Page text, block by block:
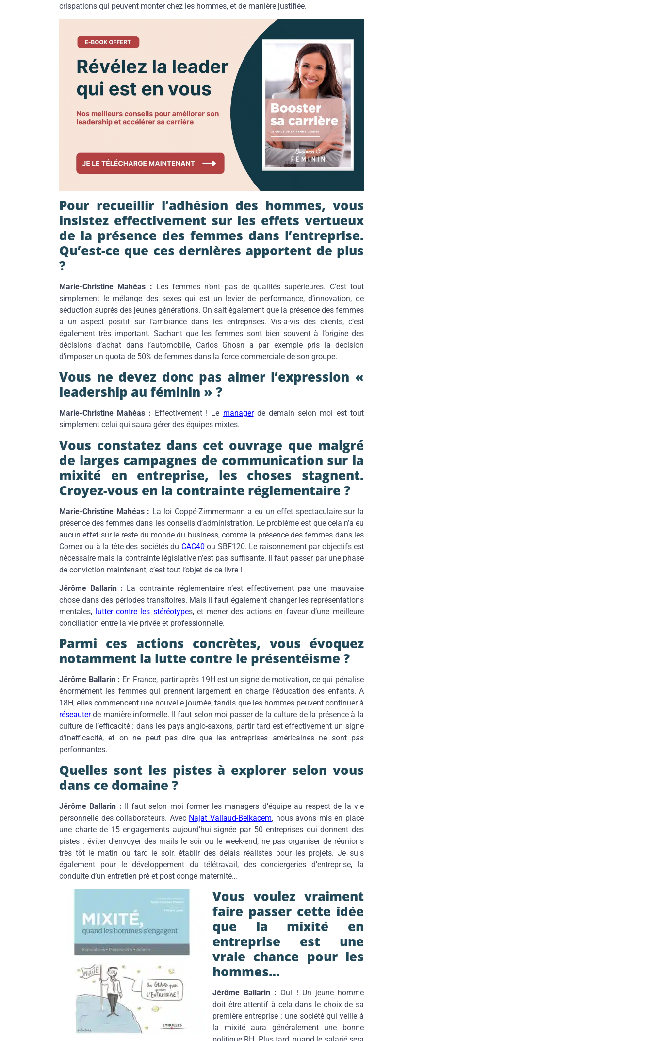
crispations qui peuvent monter chez les hommes, et de manière justifiée.
Pour recueillir l’adhésion des hommes, vous
insistez effectivement sur les effets vertueux
de la présence des femmes dans l’entreprise.
Qu’est-ce que ces dernières apportent de plus
?
Marie-Christine Mahéas : Les femmes n’ont pas de qualités supérieures. C’est tout
simplement le mélange des sexes qui est un levier de performance, d’innovation, de
séduction auprès des jeunes générations. On sait également que la présence des femmes
a un aspect positif sur l’ambiance dans les entreprises. Vis-à-vis des clients, c’est
également très important. Sachant que les femmes sont bien souvent à l’origine des
décisions d’achat dans l’automobile, Carlos Ghosn a par exemple pris la décision
d’imposer un quota de 50% de femmes dans la force commerciale de son groupe.
Vous ne devez donc pas aimer l’expression «
leadership au féminin » ?
Marie-Christine Mahéas : Effectivement ! Le managerde demain selon moi est tout
simplement celui qui saura gérer des équipes mixtes.
Vous constatez dans cet ouvrage que malgré
de larges campagnes de communication sur la
mixité en entreprise, les choses stagnent.
Croyez-vous en la contrainte réglementaire ?
Marie-Christine Mahéas : La loi Coppé-Zimmermann a eu un effet spectaculaire sur la
présence des femmes dans les conseils d’administration. Le problème est que cela n’a eu
aucun effet sur le reste du monde du business, comme la présence des femmes dans les
Comex ou à la tête des sociétés du CAC40 ou SBF120. Le raisonnement par objectifs est
nécessaire mais la contrainte législative n’est pas suffisante. Il faut passer par une phase
de conviction maintenant, c’est tout l’objet de ce livre !
Jérôme Ballarin : La contrainte réglementaire n’est effectivement pas une mauvaise
chose dans des périodes transitoires. Mais il faut également changer les représentations
mentales, lutter contre les stéréotypes, et mener des actions en faveur d’une meilleure
conciliation entre la vie privée et professionnelle.
Parmi ces actions concrètes, vous évoquez
notamment la lutte contre le présentéisme ?
Jérôme Ballarin : En France, partir après 19H est un signe de motivation, ce qui pénalise
énormément les femmes qui prennent largement en charge l’éducation des enfants. A
18H, elles commencent une nouvelle journée, tandis que les hommes peuvent continuer à
réseauterde manière informelle. Il faut selon moi passer de la culture de la présence à la
culture de l’efficacité : dans les pays anglo-saxons, partir tard est effectivement un signe
d’inefficacité, et on ne peut pas dire que les entreprises américaines ne sont pas
performantes.
Quelles sont les pistes à explorer selon vous
dans ce domaine ?
Jérôme Ballarin : Il faut selon moi former les managers d’équipe au respect de la vie
personnelle des collaborateurs. Avec Najat Vallaud-Belkacem, nous avons mis en place
une charte de 15 engagements aujourd’hui signée par 50 entreprises qui donnent des
pistes : éviter d’envoyer des mails le soir ou le week-end, ne pas organiser de réunions
très tôt le matin ou tard le soir, établir des délais réalistes pour les projets. Je suis
également pour le développement du télétravail, des conciergeries d’entreprise, la
conduite d’un entretien pré et post congé maternité…
Vous voulez vraiment
faire passer cette idée
que la mixité en
entreprise est une
vraie chance pour les
hommes…
Jérôme Ballarin : Oui ! Un jeune homme
doit être attentif à cela dans le choix de sa
première entreprise : une société qui veille à
la mixité aura généralement une bonne